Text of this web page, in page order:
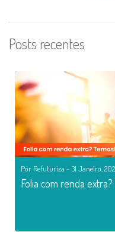
Posts recentes
Por Refuturiza - 31 Janeiro,
Folia com renda extra?